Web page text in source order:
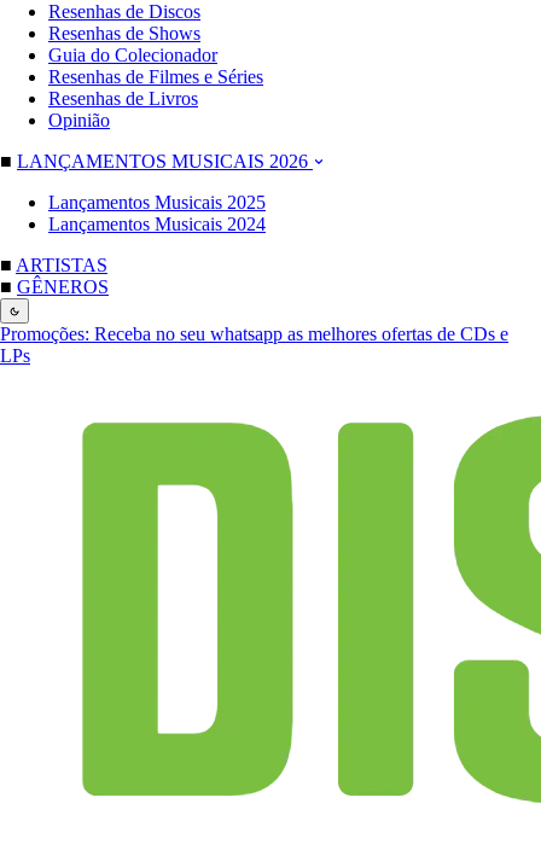
Resenhas de Discos
Resenhas de Shows
Guia do Colecionador
Resenhas de Filmes e Séries
Resenhas de Livros
Opinião
■ LANÇAMENTOS MUSICAIS 2026
Lançamentos Musicais 2025
Lançamentos Musicais 2024
■ ARTISTAS
■ GÊNEROS
Promoções: Receba no seu whatsapp as melhores ofertas de CDs e
LPs